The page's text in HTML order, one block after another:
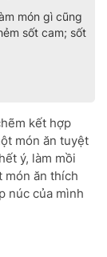
món gì cũng
sốt cam; sốt
kết hợp
món ăn tuyệt
ý, làm mồi
món ăn thích
núc của mình